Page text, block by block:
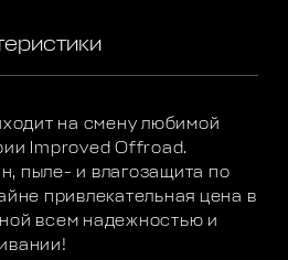
на смену любимой
Improved Offroad.
пыле- и влагозащита по
привлекательная цена в
всем надежностью и